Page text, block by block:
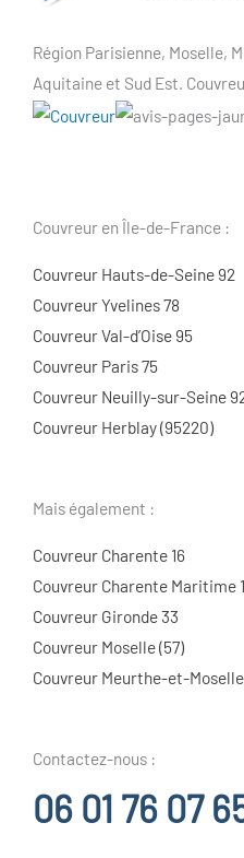
Région Parisienne, Moselle,
Aquitaine et Sud Est.
Couvreur en Île-de-France :
Couvreur Hauts-de-Seine 92
Couvreur Yvelines 78
Couvreur Val-d’Oise 95
Couvreur Paris 75
Couvreur Neuilly-sur-Seine
Couvreur Herblay (95220)
Mais également :
Couvreur Charente 16
Couvreur Charente Maritime
Couvreur Gironde 33
Couvreur Moselle (57)
Couvreur Meurthe-et-
Contactez-nous :
06 01 76 07